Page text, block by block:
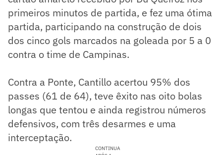
primeiros minutos de partida, e fez uma ótima
partida, participando na construção de dois
dos cinco gols marcados na goleada por 5 a 0
contra o time de Campinas.
Contra a Ponte, Cantillo acertou 95% dos
passes (61 de 64), teve êxito nas oito bolas
longas que tentou e ainda registrou números
defensivos, com três desarmes e uma
interceptação.
CONTINUA